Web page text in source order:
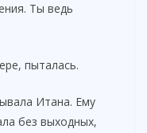
Ты ведь
пыталась.
Итана. Ему
без выходных,